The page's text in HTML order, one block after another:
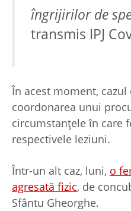
îngrijirilor de
transmis IPJ
În acest moment,
coordonarea unui
circumstanțele în care
respectivele leziuni.
Într-un alt caz, luni, o
agresată fizic, de
Sfântu Gheorghe.